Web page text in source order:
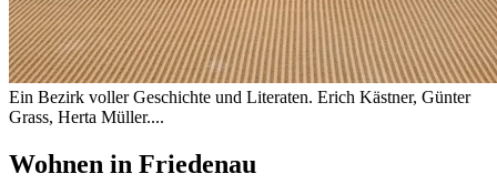
Ein Bezirk voller Geschichte und Literaten. Erich Kästner, Günter
Grass, Herta Müller....
Wohnen in Friedenau